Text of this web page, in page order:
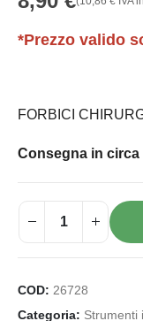
*Prezzo valido
FORBICI
Consegna in circa
COD: 26728
Categoria: Strumenti